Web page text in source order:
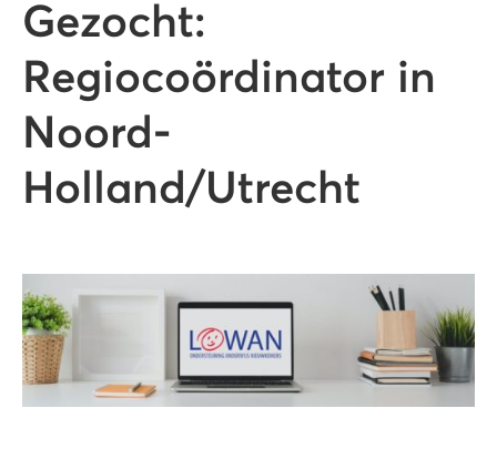
Gezocht:
Regiocoördinator in
Noord-
Holland/Utrecht